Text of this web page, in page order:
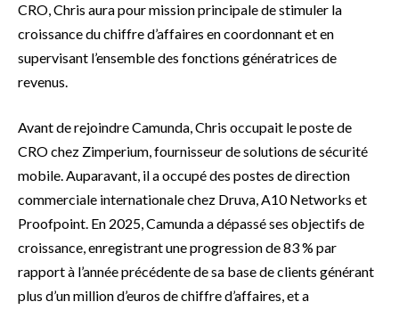
CRO, Chris aura pour mission principale de stimuler la
croissance du chiffre d’affaires en coordonnant et en
supervisant l’ensemble des fonctions génératrices de
revenus.
Avant de rejoindre Camunda, Chris occupait le poste de
CRO chez Zimperium, fournisseur de solutions de sécurité
mobile. Auparavant, il a occupé des postes de direction
commerciale internationale chez Druva, A10 Networks et
Proofpoint. En 2025, Camunda a dépassé ses objectifs de
croissance, enregistrant une progression de 83 % par
rapport à l’année précédente de sa base de clients générant
plus d’un million d’euros de chiffre d’affaires, et a